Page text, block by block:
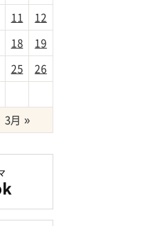
11
12
18
19
25
26
3月 »